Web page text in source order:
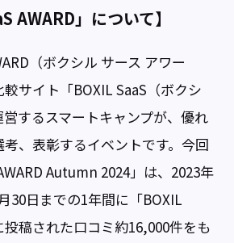
AWARD」について】
（ボクシル サース アワー
較サイト「BOXIL SaaS（ボクシ
するスマートキャンプが、優れ
考、表彰するイベントです。今回
Autumn 2024」は、2023年
30日までの1年間に「BOXIL
投稿された口コミ約16,000件をも